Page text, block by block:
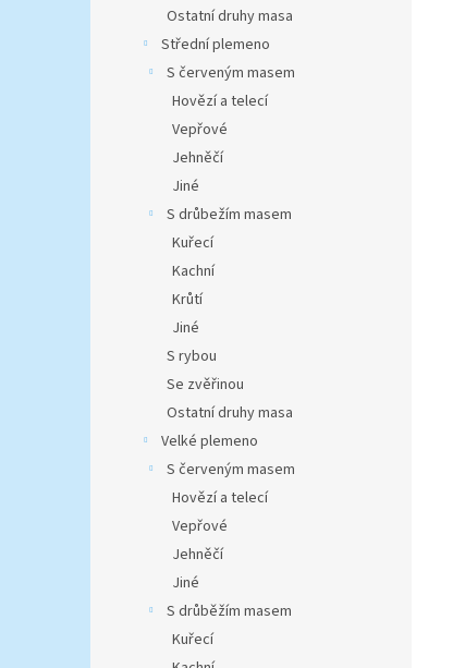
Ostatní druhy masa
Střední plemeno
S červeným masem
Hovězí a telecí
Vepřové
Jehněčí
Jiné
S drůbežím masem
Kuřecí
Kachní
Krůtí
Jiné
S rybou
Se zvěřinou
Ostatní druhy masa
Velké plemeno
S červeným masem
Hovězí a telecí
Vepřové
Jehněčí
Jiné
S drůběžím masem
Kuřecí